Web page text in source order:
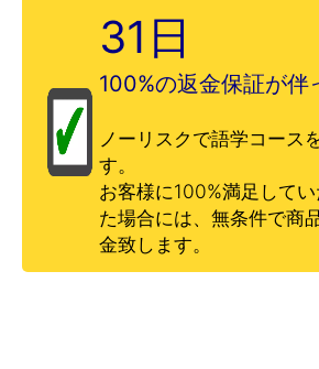
31日
100%の返金保証が伴
ノーリスクで語学コース
す。
お客様に100%満足して
た場合には、無条件で商
金致します。